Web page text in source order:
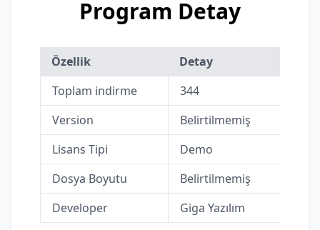
Program Detay
Özellik
Detay
Toplam indirme
344
Version
Belirtilmemiş
Lisans Tipi
Demo
Dosya Boyutu
Belirtilmemiş
Developer
Giga Yazılım